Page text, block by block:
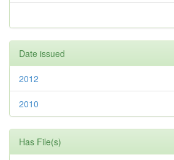
Date issued
2012
2010
Has File(s)